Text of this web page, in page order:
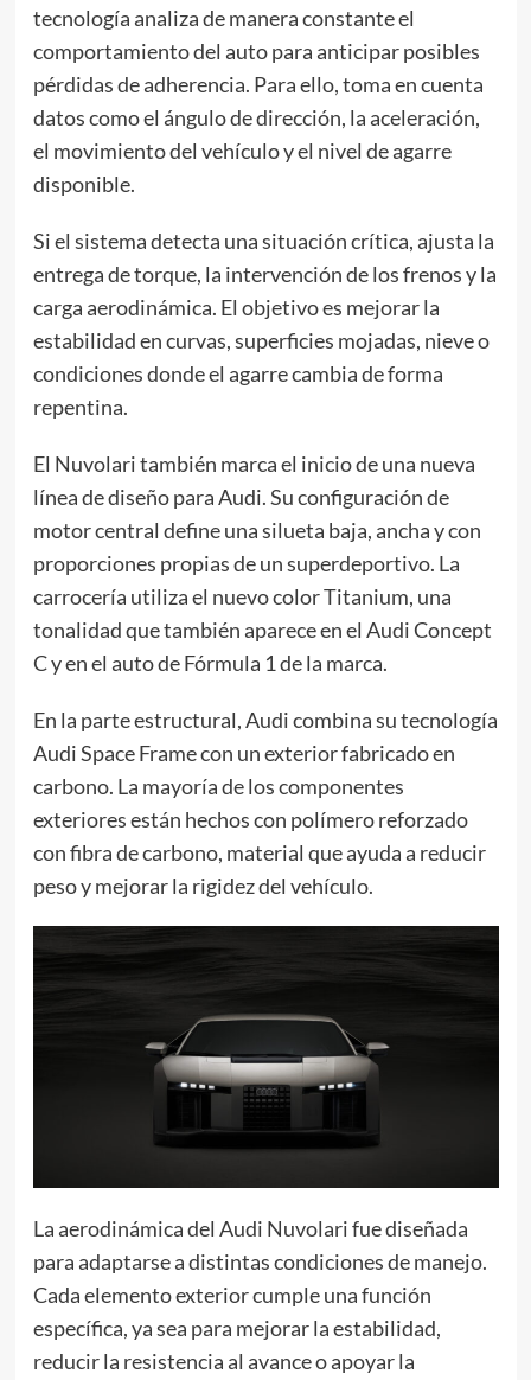
tecnología analiza de manera constante el
comportamiento del auto para anticipar posibles
pérdidas de adherencia. Para ello, toma en cuenta
datos como el ángulo de dirección, la aceleración,
el movimiento del vehículo y el nivel de agarre
disponible.
Si el sistema detecta una situación crítica, ajusta la
entrega de torque, la intervención de los frenos y la
carga aerodinámica. El objetivo es mejorar la
estabilidad en curvas, superficies mojadas, nieve o
condiciones donde el agarre cambia de forma
repentina.
El Nuvolari también marca el inicio de una nueva
línea de diseño para Audi. Su configuración de
motor central define una silueta baja, ancha y con
proporciones propias de un superdeportivo. La
carrocería utiliza el nuevo color Titanium, una
tonalidad que también aparece en el Audi Concept
C y en el auto de Fórmula 1 de la marca.
En la parte estructural, Audi combina su tecnología
Audi Space Frame con un exterior fabricado en
carbono. La mayoría de los componentes
exteriores están hechos con polímero reforzado
con fibra de carbono, material que ayuda a reducir
peso y mejorar la rigidez del vehículo.
La aerodinámica del Audi Nuvolari fue diseñada
para adaptarse a distintas condiciones de manejo.
Cada elemento exterior cumple una función
específica, ya sea para mejorar la estabilidad,
reducir la resistencia al avance o apoyar la